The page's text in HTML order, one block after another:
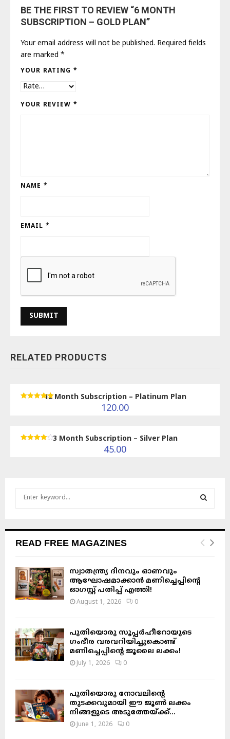
BE THE FIRST TO REVIEW “6 MONTH
SUBSCRIPTION – GOLD PLAN”
Your email address will not be published. Required fields
are marked *
YOUR RATING *
YOUR REVIEW *
NAME *
EMAIL *
RELATED PRODUCTS
12 Month Subscription – Platinum Plan
120.00
3 Month Subscription – Silver Plan
45.00
h
o
r
E
READ FREE MAGAZINES
സ്വാതന്ത്ര്യ ദിനവും ഓണവും
ആഘോഷമാക്കാൻ മണിച്ചെപ്പിന്റെ
ഓഗസ്റ്റ് പതിപ്പ് എത്തി!
August 1, 2026 0
പുതിയൊരു സൂപ്പർഹീറോയുടെ
ഗംഭീര വരവറിയിച്ചുകൊണ്ട്
മണിച്ചെപ്പിന്റെ ജൂലൈ ലക്കം!
July 1, 2026 0
പുതിയൊരു നോവലിന്റെ
തുടക്കവുമായി ഈ ജൂൺ ലക്കം
നിങ്ങളുടെ അടുത്തേയ്ക്ക്…
June 1, 2026 0